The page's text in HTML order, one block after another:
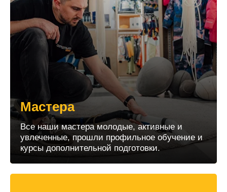
Мастера
Все наши мастера молодые, активные и
увлеченные, прошли профильное обучение и
курсы дополнительной подготовки.